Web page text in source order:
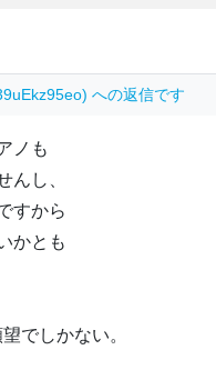
への返信です
ノも
んし、
すから
かとも
でしかない。